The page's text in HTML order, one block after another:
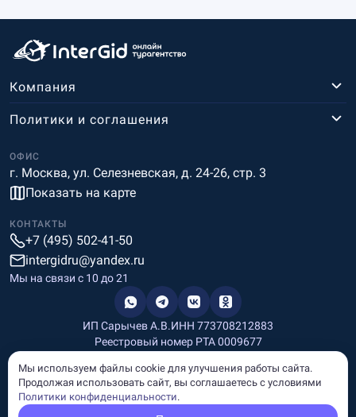
Компания
ОФИС
г. Москва, ул. Селезневская, д. 24-26, стр. 3
Показать на карте
Политики и соглашения
КОНТАКТЫ
+7 (495) 502-41-50
intergidru@yandex.ru
Мы на связи c 10 до 21
ИП Сарычев А.В.ИНН 773708212883
Реестровый номер РТА 0009677
Информация, размещённая на сайте, носит информационный
характер и не является рекламой и публичной офертой.
Мы используем файлы cookie для улучшения работы сайта.
Продолжая использовать сайт, вы соглашаетесь с условиями
Политики конфиденциальности.